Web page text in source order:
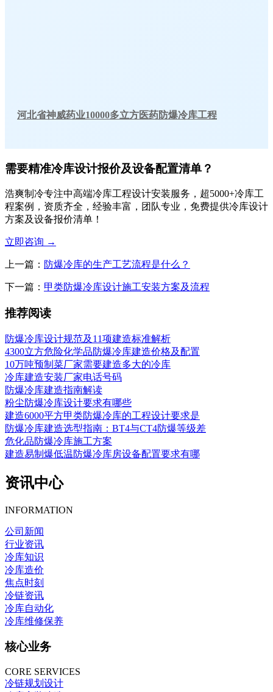
河北省神威药业10000多立方医药防爆冷库工程
需要精准冷库设计报价及设备配置清单？
浩爽制冷专注中高端冷库工程设计安装服务，超5000+冷库工
程案例，资质齐全，经验丰富，团队专业，免费提供冷库设计
方案及设备报价清单！
立即咨询 →
上一篇： 防爆冷库的生产工艺流程是什么？
下一篇： 甲类防爆冷库设计施工安装方案及流程
推荐阅读
防爆冷库设计规范及11项建造标准解析
4300立方危险化学品防爆冷库建造价格及配置
10万吨预制菜厂家需要建造多大的冷库
冷库建造安装厂家电话号码
防爆冷库建造指南解读
粉尘防爆冷库设计要求有哪些
建造6000平方甲类防爆冷库的工程设计要求是
防爆冷库建造选型指南：BT4与CT4防爆等级差
危化品防爆冷库施工方案
建造易制爆低温防爆冷库房设备配置要求有哪
资讯中心
INFORMATION
公司新闻
行业资讯
冷库知识
冷库造价
焦点时刻
冷链资讯
冷库自动化
冷库维修保养
核心业务
CORE SERVICES
冷链规划设计